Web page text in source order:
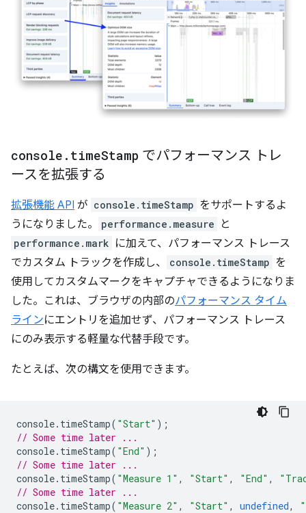
console . timeStamp でパフォーマンス トレ
ースを拡張する
拡張機能 API が console.timeStamp をサポートするよ
うになりました。
performance.measure と
performance.mark に加えて、パフォーマンス トレース
でカスタム トラックを作成し、
console.timeStamp を
使用してカスタムマークをキャプチャできるようになりま
した。これは、ブラウザの内部のパフォーマンス タイム
ラインにエントリを追加せず、パフォーマンス トレース
にのみ表示する軽量な代替手段です。
たとえば、次の構文を使用できます。
console. timeStamp( "Start" );
// Some time later ...
console. timeStamp( "End" );
// Some time later ...
console. timeStamp( "Measure 1" , "Start" , "End" ,
// Some time later ...
console. timeStamp( "Measure 2" , "Start" , undefined,